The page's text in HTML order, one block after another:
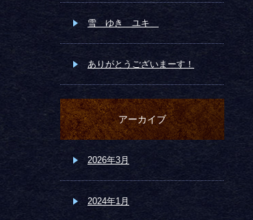
雪 ゆき ユキ
ありがとうございまーす！
アーカイブ
2026年3月
2024年1月